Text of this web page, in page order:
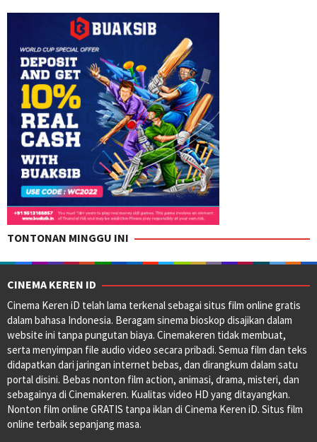
TONTONAN MINGGU INI
CINEMA KEREN ID
Cinema Keren iD telah lama terkenal sebagai situs film online gratis
dalam bahasa Indonesia. Beragam sinema bioskop disajikan dalam
website ini tanpa pungutan biaya. Cinemakeren tidak membuat,
serta menyimpan file audio video secara pribadi. Semua film dan teks
didapatkan dari jaringan internet bebas, dan dirangkum dalam satu
portal disini. Bebas nonton film action, animasi, drama, misteri, dan
sebagainya di Cinemakeren. Kualitas video HD yang ditayangkan.
Nonton film online GRATIS tanpa iklan di Cinema Keren iD. Situs film
online terbaik sepanjang masa.